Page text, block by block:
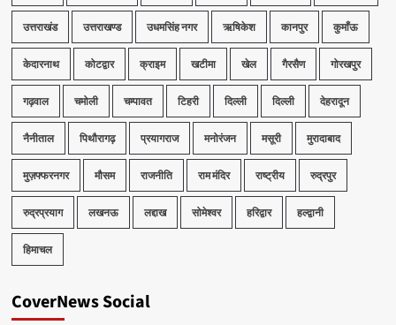
उत्तराखंड उत्तराखण्ड उधमसिंह नगर ऋषिकेश कानपुर कुमाँऊ
केदारनाथ कोटद्वार क्राइम खटीमा खेल गैरसैण गोरखपुर
गढ़वाल चमोली चम्पावत टिहरी दिल्ली दिल्ली देहरादून
नैनीताल पिथौरागढ़ प्रयागराज मनोरंजन मसूरी मुरादाबाद
मुज़फ्फरनगर मौसम राजनीति राम मंदिर राष्ट्रीय रुद्रपुर
रुद्रप्रयाग लखनऊ लद्दाख सोमेश्वर हरिद्वार हल्द्वानी
हिमाचल
CoverNews Social